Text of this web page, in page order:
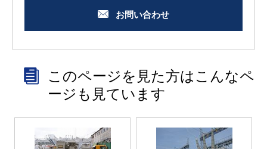
お問い合わせ
このページを見た方はこんなペ
ージも見ています